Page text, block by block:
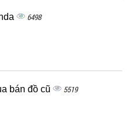
6498
bán đồ cũ 5519